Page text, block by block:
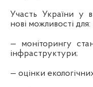
Участь України у
нові можливості для:
— моніторингу
інфраструктури;
— оцінки